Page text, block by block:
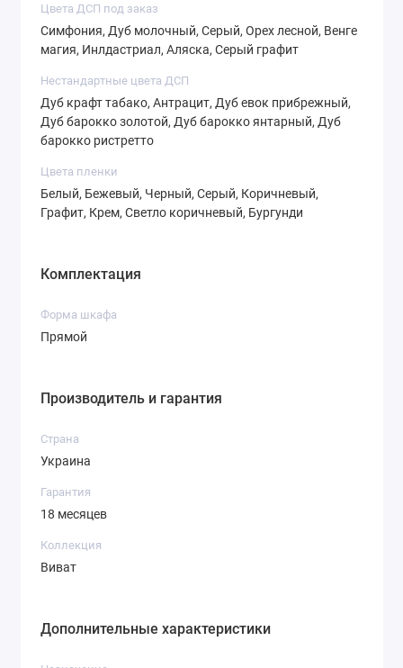
СТ-4,3 СТ-4,4 СТ-4,5
СТ-4,6
СТ-7,4
Цвета ДСП под заказ
Симфония, Дуб молочный, Серый, Орех лесной, Венге
магия, Инлдастриал, Аляска, Серый графит
Нестандартные цвета ДСП
Дуб крафт табако, Антрацит, Дуб евок прибрежный,
Дуб барокко золотой, Дуб барокко янтарный, Дуб
барокко ристретто
Цвета пленки
Белый, Бежевый, Черный, Серый, Коричневый,
Графит, Крем, Светло коричневый, Бургунди
Комплектация
Форма шкафа
Прямой
Производитель и гарантия
Страна
Украина
Гарантия
18 месяцев
Коллекция
Виват
Дополнительные характеристики